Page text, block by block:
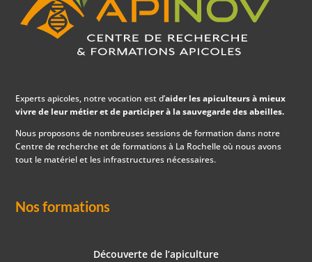
Experts apicoles, notre vocation est d’aider les apiculteurs à mieux
vivre de leur métier et de participer à la sauvegarde des abeilles.
Nous proposons de nombreuses sessions de formation dans notre
Centre de recherche et de formations à La Rochelle où nous avons
tout le matériel et les infrastructures nécessaires.
Nos formations
Découverte de l’apiculture